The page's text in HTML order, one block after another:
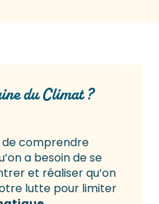
du Climat ?
de comprendre
a besoin de se
et réaliser qu’on
lutte pour limiter